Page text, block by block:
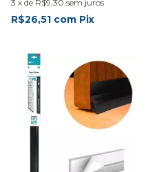
3 x de R$9,30 sem juros
R$26,51 com Pix